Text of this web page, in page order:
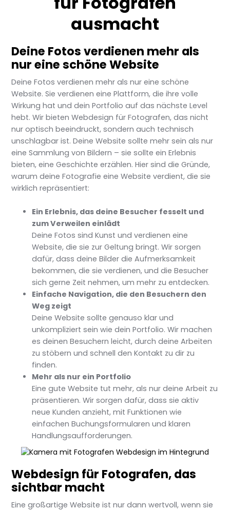
ausmacht
Deine Fotos verdienen mehr als
nur eine schöne Website
Deine Fotos verdienen mehr als nur eine schöne
Website. Sie verdienen eine Plattform, die ihre volle
Wirkung hat und dein Portfolio auf das nächste Level
hebt. Wir bieten Webdesign für Fotografen, das nicht
nur optisch beeindruckt, sondern auch technisch
unschlagbar ist. Deine Website sollte mehr sein als nur
eine Sammlung von Bildern – sie sollte ein Erlebnis
bieten, eine Geschichte erzählen. Hier sind die Gründe,
warum deine Fotografie eine Website verdient, die sie
wirklich repräsentiert:
Ein Erlebnis, das deine Besucher fesselt und
zum Verweilen einlädt
Deine Fotos sind Kunst und verdienen eine
Website, die sie zur Geltung bringt. Wir sorgen
dafür, dass deine Bilder die Aufmerksamkeit
bekommen, die sie verdienen, und die Besucher
sich gerne Zeit nehmen, um mehr zu entdecken.
Einfache Navigation, die den Besuchern den
Weg zeigt
Deine Website sollte genauso klar und
unkompliziert sein wie dein Portfolio. Wir machen
es deinen Besuchern leicht, durch deine Arbeiten
zu stöbern und schnell den Kontakt zu dir zu
finden.
Mehr als nur ein Portfolio
Eine gute Website tut mehr, als nur deine Arbeit zu
präsentieren. Wir sorgen dafür, dass sie aktiv
neue Kunden anzieht, mit Funktionen wie
einfachen Buchungsformularen und klaren
Handlungsaufforderungen.
Webdesign für Fotografen, das
sichtbar macht
Eine großartige Website ist nur dann wertvoll, wenn sie